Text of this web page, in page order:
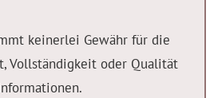
keinerlei Gewähr für die
Vollständigkeit oder Qualität